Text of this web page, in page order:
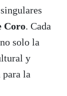
Coro. Cada
solo la
y
la